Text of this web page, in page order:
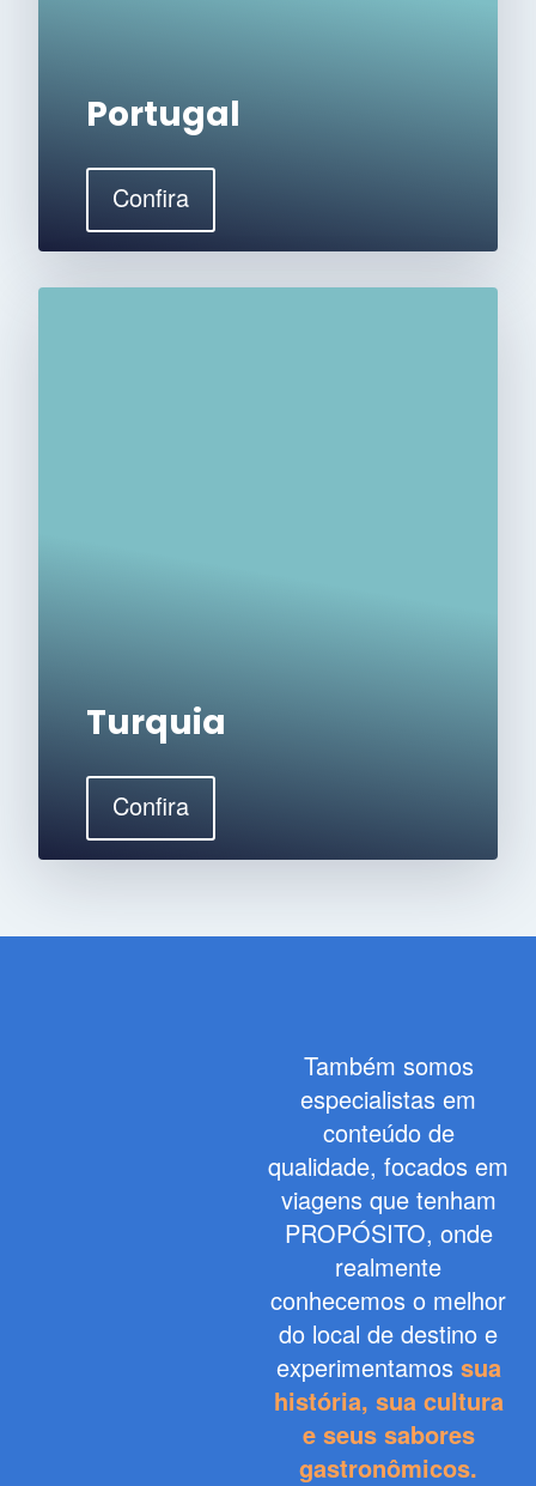
Portugal
Confira
Turquia
Confira
Também somos
especialistas em
conteúdo de
qualidade, focados em
viagens que tenham
PROPÓSITO, onde
realmente
conhecemos o melhor
do local de destino e
experimentamos sua
história, sua cultura
e seus sabores
gastronômicos.